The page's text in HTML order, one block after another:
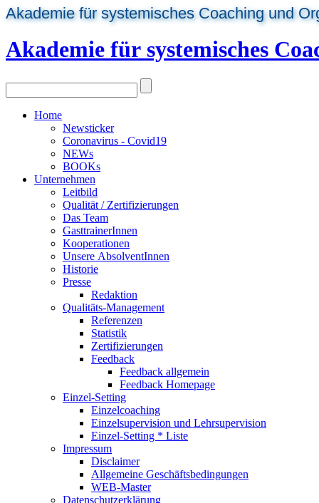
Akademie für systemisches Coaching und
Akademie für systemisches
Home
Newsticker
Coronavirus - Covid19
NEWs
BOOKs
Unternehmen
Leitbild
Qualität / Zertifizierungen
Das Team
GasttrainerInnen
Kooperationen
Unsere AbsolventInnen
Historie
Presse
Redaktion
Qualitäts-Management
Referenzen
Statistik
Zertifizierungen
Feedback
Feedback allgemein
Feedback Homepage
Einzel-Setting
Einzelcoaching
Einzelsupervision und Lehrsupervision
Einzel-Setting * Liste
Impressum
Disclaimer
Allgemeine Geschäftsbedingungen
WEB-Master
Datenschutzerklärung